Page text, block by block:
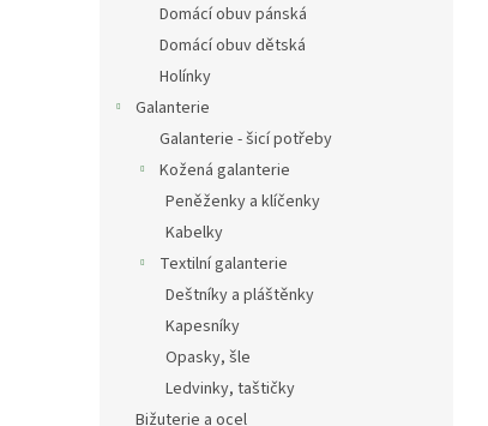
Domácí obuv pánská
Domácí obuv dětská
Holínky
Galanterie
Galanterie - šicí potřeby
Kožená galanterie
Peněženky a klíčenky
Kabelky
Textilní galanterie
Deštníky a pláštěnky
Kapesníky
Opasky, šle
Ledvinky, taštičky
Bižuterie a ocel